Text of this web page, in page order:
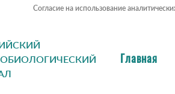
Согласие на использование
Главная